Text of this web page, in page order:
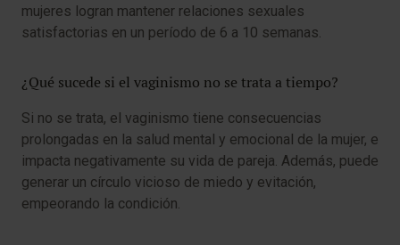
mujeres logran mantener relaciones sexuales
satisfactorias en un período de 6 a 10 semanas.
¿Qué sucede si el vaginismo no se trata a tiempo?
Si no se trata, el vaginismo tiene consecuencias
prolongadas en la salud mental y emocional de la mujer, e
impacta negativamente su vida de pareja. Además, puede
generar un círculo vicioso de miedo y evitación,
empeorando la condición.